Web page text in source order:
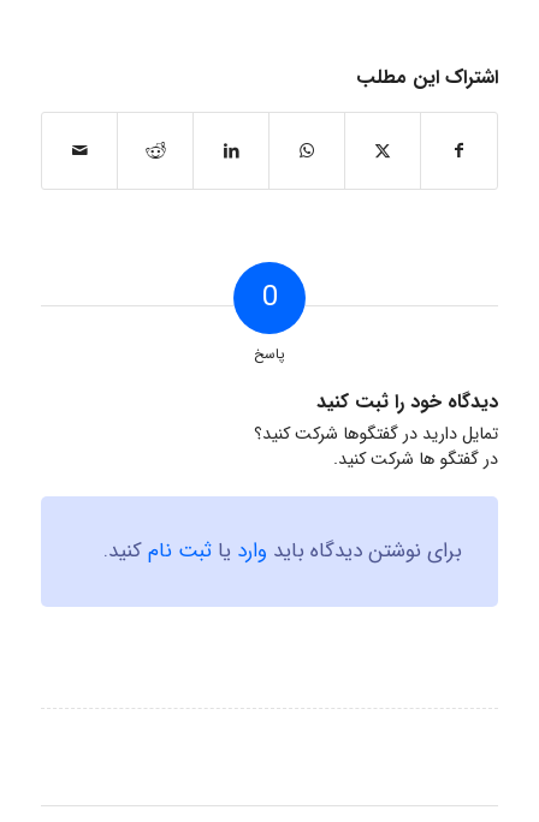
اشتراک این مطلب
0
پاسخ
دیدگاه خود را ثبت کنید
تمایل دارید در گفتگوها شرکت کنید؟
در گفتگو ها شرکت کنید.
برای نوشتن دیدگاه باید وارد یا ثبت نامکنید.